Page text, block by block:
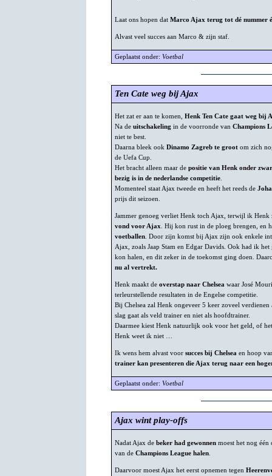
Laat ons hopen dat Marco Ajax terug tot dé nummer
Alvast veel succes aan Marco & zijn staf.
Geplaatst onder: Voetbal
Ten Cate weg bij Ajax
Het zat er aan te komen, Henk Ten Cate gaat weg bij
Na de uitschakeling in de voorronde van Champions
niet te best.
Daarna bleek ook Dinamo Zagreb te groot om zich
de Uefa Cup.
Het bracht alleen maar de positie van Henk onder
bezig is in de nederlandse competitie
Momenteel staat Ajax tweede en heeft het reeds de
prijs dit seizoen.
Jammer genoeg verliet Henk toch Ajax, terwijl ik Henk
vond voor Ajax . Hij kon rust in de ploeg brengen, en
voetballen . Door zijn komst bij Ajax zijn ook enkele
Ajax, zoals Jaap Stam en Edgar Davids. Ook had ik
kon halen, en dit zeker in de toekomst ging doen.
nu al vertrekt.
Henk maakt de overstap naar Chelsea waar José
terleurstellende resultaten in de Engelse competitie.
Bij Chelsea zal Henk ongeveer 5 keer zoveel
slag gaat als veld trainer en niet als hoofdtrainer.
Daarmee kiest Henk natuurlijk ook voor het geld, of
Henk weet ik niet …
Ik wens hem alvast voor succes bij Chelsea en hoop
trainer kan presenteren die Ajax terug naar een
Geplaatst onder: Voetbal
Ajax wint play-offs
Nadat Ajax de beker had gewonnen moest het nog
van de Champions League halen
Daarvoor moest Ajax het eerst opnemen tegen